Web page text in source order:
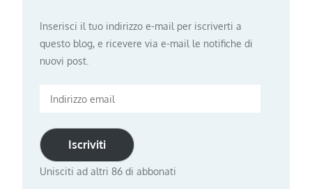
Inserisci il tuo indirizzo e-mail per iscriverti a
questo blog, e ricevere via e-mail le notifiche di
nuovi post.
Indirizzo
Iscriviti
Unisciti ad altri 86 di abbonati